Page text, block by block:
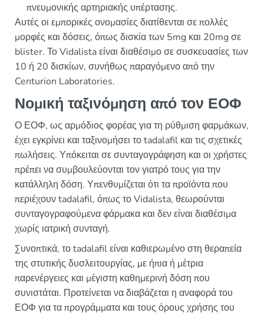
πνευμονικής αρτηριακής υπέρτασης.
Αυτές οι εμπορικές ονομασίες διατίθενται σε πολλές
μορφές και δόσεις, όπως δισκία των 5mg και 20mg σε
blister. Το Vidalista είναι διαθέσιμο σε συσκευασίες των
10 ή 20 δισκίων, συνήθως παραγόμενο από την
Centurion Laboratories.
Νομική ταξινόμηση από τον ΕΟΦ
Ο ΕΟΦ, ως αρμόδιος φορέας για τη ρύθμιση φαρμάκων,
έχει εγκρίνει και ταξινομήσει το tadalafil και τις σχετικές
πωλήσεις. Υπόκειται σε συνταγογράφηση και οι χρήστες
πρέπει να συμβουλεύονται τον γιατρό τους για την
κατάλληλη δόση. Υπενθυμίζεται ότι τα προϊόντα που
περιέχουν tadalafil, όπως το Vidalista, θεωρούνται
συνταγογραφούμενα φάρμακα και δεν είναι διαθέσιμα
χωρίς ιατρική συνταγή.
Συνοπτικά, το tadalafil είναι καθιερωμένο στη θεραπεία
της στυτικής δυσλειτουργίας, με ήπια ή μέτρια
παρενέργειες και μέγιστη καθημερινή δόση που
συνιστάται. Προτείνεται να διαβάζεται η αναφορά του
ΕΟΦ για τα προγράμματα και τους όρους χρήσης του